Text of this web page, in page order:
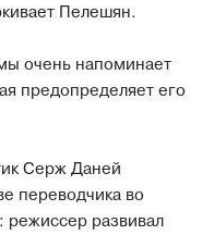
Пелешян.
очень напоминает
предопределяет его
Серж Даней
переводчика во
развивал